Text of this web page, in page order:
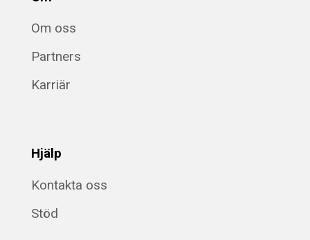
Om oss
Partners
Karriär
Hjälp
Kontakta oss
Stöd